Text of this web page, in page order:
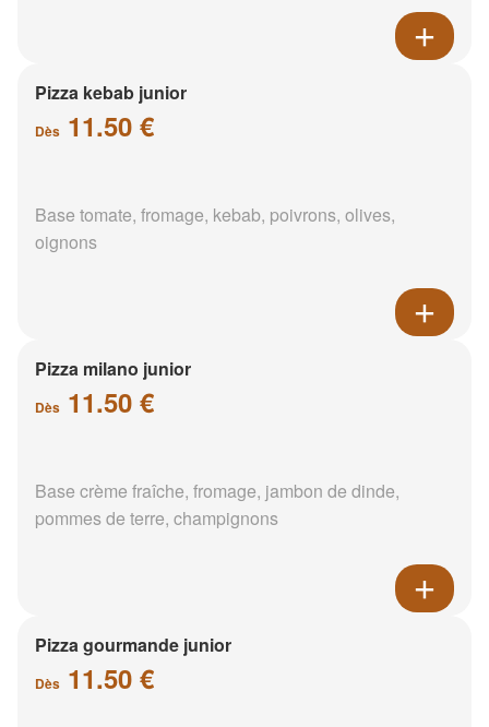
Pizza kebab junior
Dès 11.50 €
Base tomate, fromage, kebab, poivrons, olives,
oignons
Pizza milano junior
Dès 11.50 €
Base crème fraîche, fromage, jambon de dinde,
pommes de terre, champignons
Pizza gourmande junior
Dès 11.50 €